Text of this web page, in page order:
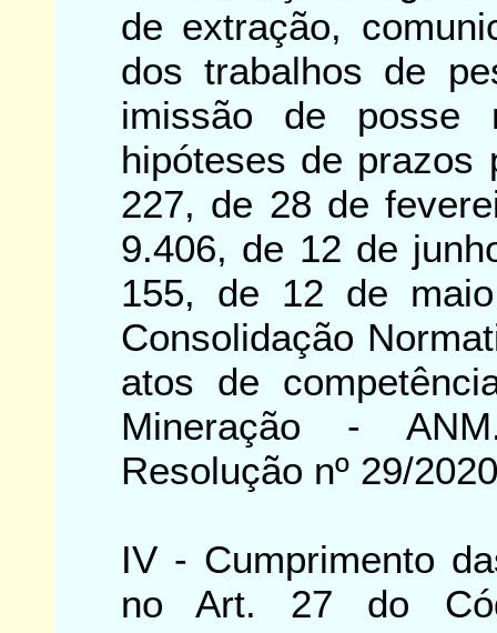
de extração,
dos trabalhos de
imissão de posse
hipóteses de prazos
227, de 28 de
9.406, de 12 de
155, de 12 de
Consolidação
atos de
Mineração -
Resolução nº 29/
IV - Cumprimento
no Art. 27 do